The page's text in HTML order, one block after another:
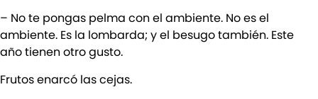
– No te pongas pelma con el ambiente. No es el
ambiente. Es la lombarda; y el besugo también. Este
año tienen otro gusto.
Frutos enarcó las cejas.